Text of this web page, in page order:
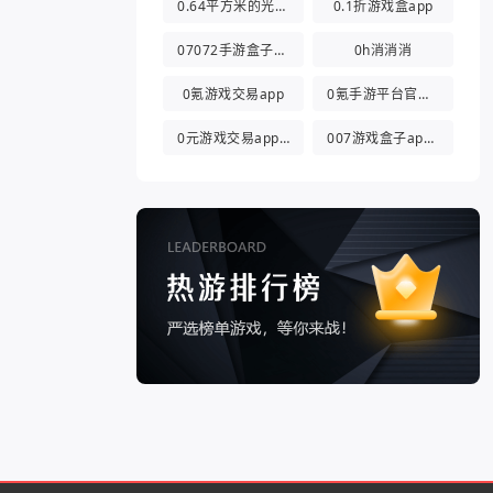
0.64平方米的光都与你有关 0.1折游戏盒app
07072手游盒子app 0h消消消
0氪游戏交易app 0氪手游平台官方版
0元游戏交易app(0氪游戏盒) 007游戏盒子app官方版